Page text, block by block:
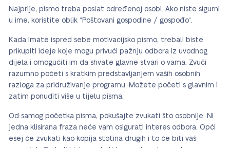
Najprije, pismo treba poslat određenoj osobi. Ako niste sigurni
u ime, koristite oblik “Poštovani gospodine / gospođo”.
Kada imate ispred sebe motivacijsko pismo, trebali biste
prikupiti ideje koje mogu privući pažnju odbora iz uvodnog
dijela i omogućiti im da shvate glavne stvari o vama. Zvuči
razumno početi s kratkim predstavljanjem vaših osobnih
razloga za pridruživanje programu. Možete početi s glavnim i
zatim ponuditi više u tijelu pisma.
Od samog početka pisma, pokušajte zvukati što osobnije. Ni
jedna klisirana fraza neće vam osigurati interes odbora. Opći
esej će zvukati kao kopija stotina drugih i to će biti vaš